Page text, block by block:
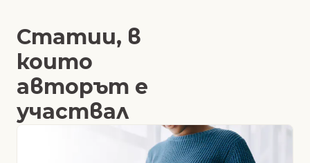
Статии, в
които
авторът е
участвал